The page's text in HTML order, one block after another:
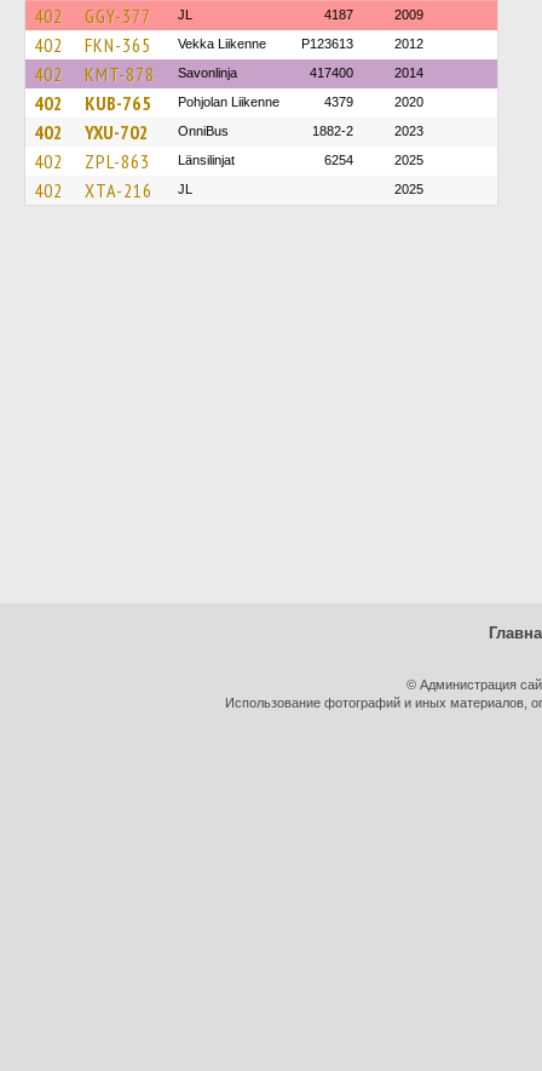
402 GGY-377 JL 4187 2009
402 FKN-365 Vekka Liikenne P123613 2012
402 KMT-878 Savonlinja 417400 2014
402 KUB-765 Pohjolan Liikenne 4379 2020
402 YXU-702 OnniBus 1882-2 2023
402 ZPL-863 Länsilinjat 6254 2025
402 XTA-216 JL 2025
© Администрация
Использование фотографий и иных материалов,